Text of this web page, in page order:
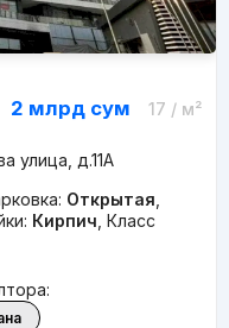
2 млрд сум 17 / м²
улица, д.11A
Открытая
Кирпич Класс